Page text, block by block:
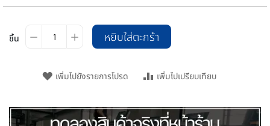
ชิ้น หยิบใส่ตะกร้า
เพิ่มไปยังรายการโปรด เพิ่มไปเปรียบเทียบ